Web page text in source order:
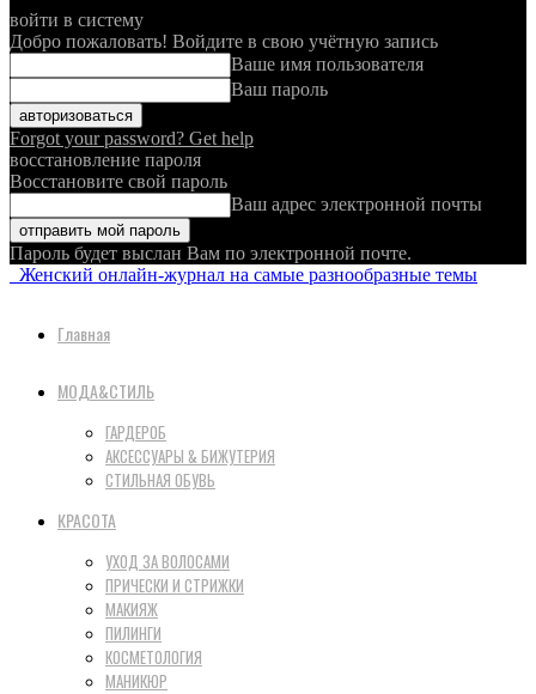
войти в систему
Добро пожаловать! Войдите в свою учётную запись
Ваше имя пользователя
Ваш пароль
Forgot your password? Get help
восстановление пароля
Восстановите свой пароль
Ваш адрес электронной почты
Пароль будет выслан Вам по электронной почте.
Женский онлайн-журнал на самые разнообразные темы
Главная
МОДА&СТИЛЬ
ГАРДЕРОБ
АКСЕССУАРЫ & БИЖУТЕРИЯ
СТИЛЬНАЯ ОБУВЬ
КРАСОТА
УХОД ЗА ВОЛОСАМИ
ПРИЧЕСКИ И СТРИЖКИ
МАКИЯЖ
ПИЛИНГИ
КОСМЕТОЛОГИЯ
МАНИКЮР